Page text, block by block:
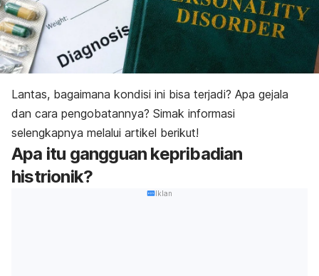
Lantas, bagaimana kondisi ini bisa terjadi? Apa gejala
dan cara pengobatannya? Simak informasi
selengkapnya melalui artikel berikut!
Apa itu gangguan kepribadian
histrionik?
Iklan